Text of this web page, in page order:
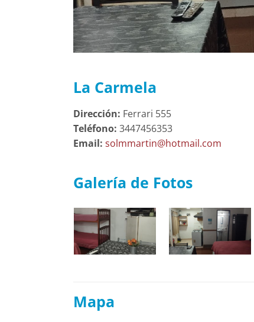
La Carmela
Dirección: Ferrari 555
Teléfono: 3447456353
Email: solmmartin@hotmail.com
Galería de Fotos
Mapa